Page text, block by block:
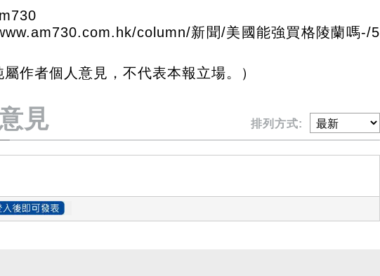
column/新聞/美國能強買格陵蘭嗎-/5
屬作者個人意見，不代表本報立場。）
見 排列方式: